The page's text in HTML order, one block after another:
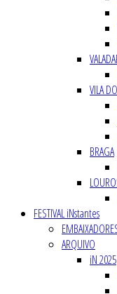
VILA
BRAGA
FESTIVAL iNstantes
ARQUIVO
iN 2025